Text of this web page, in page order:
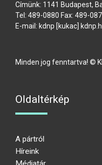
Címünk: 1141 Budapest,
Tel: 489-0880 Fax: 489-
E-mail: kdnp [kukac] kdnp.
Minden jog fenntartva! ©
Oldaltérkép
A pártról
Híreink